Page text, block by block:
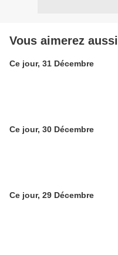
Vous aimerez aussi
Ce jour, 31 Décembre
Ce jour, 30 Décembre
Ce jour, 29 Décembre